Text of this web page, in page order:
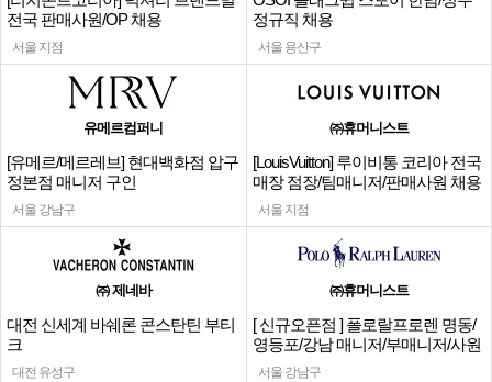
전국 판매사원/OP 채용
서울 지점
정규직 채용
서울 용산구
유메르컴퍼니
[유메르/메르레브] 현대백화점 압구
정본점 매니저 구인
서울 강남구
㈜휴머니스트
[LouisVuitton] 루이비통 코리아 전국
매장 점장/팀매니저/판매사원 채용
서울 지점
㈜ 제네바
대전 신세계 바쉐론 콘스탄틴 부티
크
대전 유성구
㈜휴머니스트
[ 신규오픈점 ] 폴로랄프로렌 명동/
영등포/강남 매니저/부매니저/사원
서울 강남구